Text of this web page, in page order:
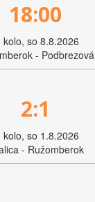
18:00
kolo, so 8.8.2026
- Podbrezová
2:1
kolo, so 1.8.2026
- Ružomberok